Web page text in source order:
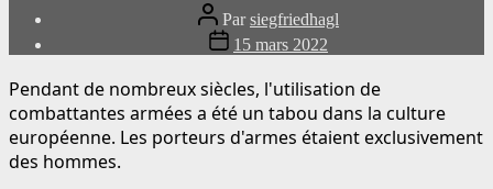
Auteur
du
message
Parsiegfriedhagl
Date
de
publication
15 mars 2022
Pendant de nombreux siècles, l'utilisation de
combattantes armées a été un tabou dans la culture
européenne. Les porteurs d'armes étaient exclusivement
des hommes.